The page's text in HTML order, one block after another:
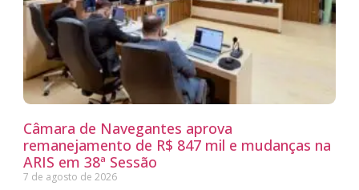
Câmara de Navegantes aprova
remanejamento de R$ 847 mil e mudanças na
ARIS em 38ª Sessão
7 de agosto de 2026